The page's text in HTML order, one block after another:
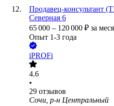
Продавец-консультант
Северная 6
65 000 – 120 000 ₽ за
Опыт 1-3 года
iPROFi
4.6
•
29 отзывов
Сочи, р-н Центральный